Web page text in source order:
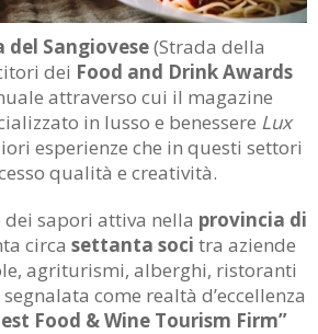
del Sangiovese(Strada della
dei Food and Drink Awards
attraverso cui il magazine
in lusso e benessere Lux
esperienze che in questi settori
qualità e creatività.
dei sapori attiva nella provincia di
circa settanta soci tra aziende
agriturismi, alberghi, ristoranti
come realtà d’eccellenza
Food & Wine Tourism Firm”